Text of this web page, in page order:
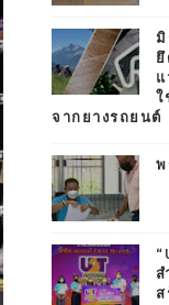
ใ
จากยางรถยนต์
พ
ส
ส